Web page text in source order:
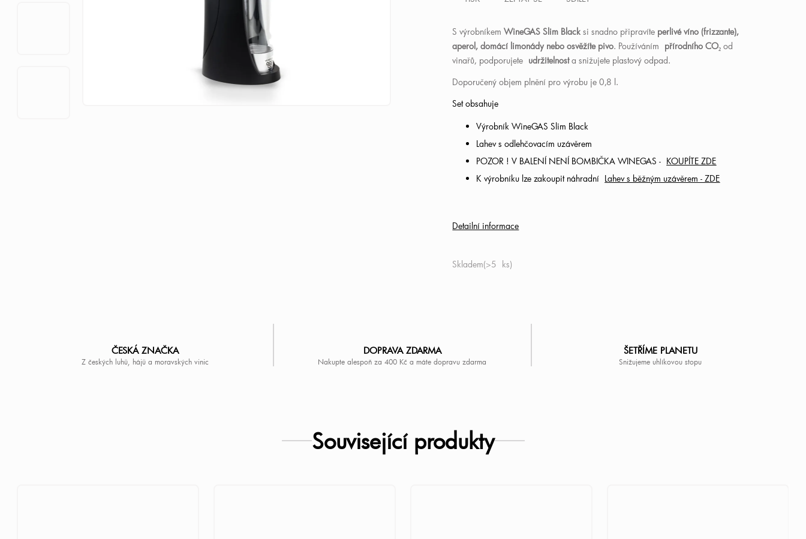
Skladem(>5 ks)
S výrobníkemWineGAS Slim Black si snadno připravíte perlivé víno (frizzante),
aperol, domácí limonády nebo osvěžíte pivo. Používáním přírodního CO₂ od
vinařů, podporujete udržitelnosta snižujete plastový odpad.
Doporučený objem plnění pro výrobu je 0,8 l.
Set obsahuje
Výrobník WineGAS Slim Black
Lahev s odlehčovacím uzávěrem
POZOR ! V BALENÍ NENÍ BOMBIČKA WINEGAS - KOUPÍTE ZDE
K výrobníku lze zakoupit náhradní Lahev s běžným uzávěrem - ZDE
Detailní informace
ČESKÁ ZNAČKA
Z českých luhů, hájů a moravských vinic
DOPRAVA ZDARMA
Nakupte alespoň za 400 Kč a máte dopravu zdarma
ŠETŘÍME PLANETU
Snižujeme uhlíkovou stopu
Související produkty